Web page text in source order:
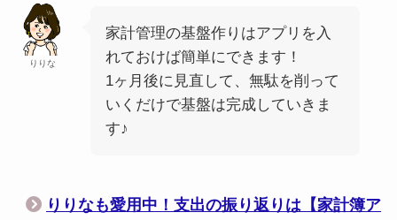
りりな
家計管理の基盤作りはアプリを入
れておけば簡単にできます！
1ヶ月後に見直して、無駄を削って
いくだけで基盤は完成していきま
す♪
りりなも愛用中！支出の振り返りは【家計簿ア